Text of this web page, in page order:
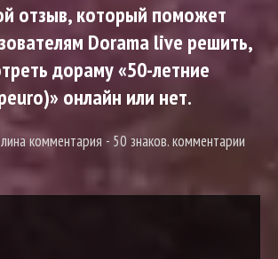
отзыв, который поможет
Dorama live решить,
дораму «50-летние
онлайн или нет.
комментария - 50 знаков. комментарии